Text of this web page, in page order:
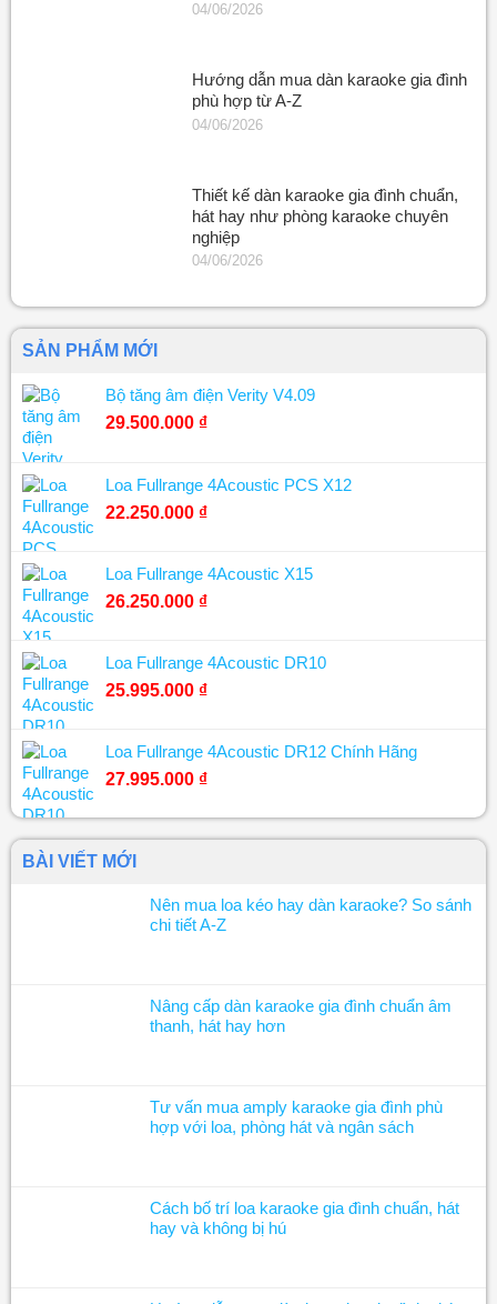
04/06/2026
Hướng dẫn mua dàn karaoke gia đình
phù hợp từ A-Z
04/06/2026
Thiết kế dàn karaoke gia đình chuẩn,
hát hay như phòng karaoke chuyên
nghiệp
04/06/2026
SẢN PHẨM MỚI
Bộ tăng âm điện Verity V4.09
29.500.000 ₫
Loa Fullrange 4Acoustic PCS X12
22.250.000 ₫
Loa Fullrange 4Acoustic X15
26.250.000 ₫
Loa Fullrange 4Acoustic DR10
25.995.000 ₫
Loa Fullrange 4Acoustic DR12 Chính Hãng
27.995.000 ₫
BÀI VIẾT MỚI
Nên mua loa kéo hay dàn karaoke? So sánh
chi tiết A-Z
Nâng cấp dàn karaoke gia đình chuẩn âm
thanh, hát hay hơn
Tư vấn mua amply karaoke gia đình phù
hợp với loa, phòng hát và ngân sách
Cách bố trí loa karaoke gia đình chuẩn, hát
hay và không bị hú